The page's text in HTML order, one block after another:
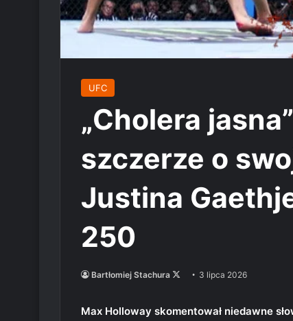
UFC
„Cholera
szczerze o
Justina
250
Bartłomiej Stachura
Follow
X
3 lipca 2026
Max Holloway skomentował niedawne